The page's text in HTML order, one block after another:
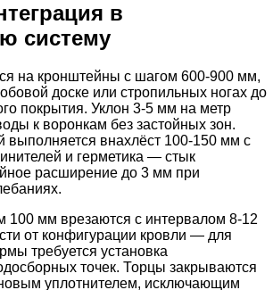
в
систему
на кронштейны с шагом 600-900 мм,
доске или стропильных ногах до
покрытия. Уклон 3-5 мм на метр
к воронкам без застойных зон.
выполняется внахлёст 100-150 мм с
и герметика — стык
расширение до 3 мм при
100 мм врезаются с интервалом 8-12
от конфигурации кровли — для
требуется установка
точек. Торцы закрываются
уплотнителем, исключающим